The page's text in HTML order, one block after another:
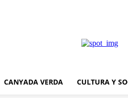
CANYADA VERDA CULTURA Y